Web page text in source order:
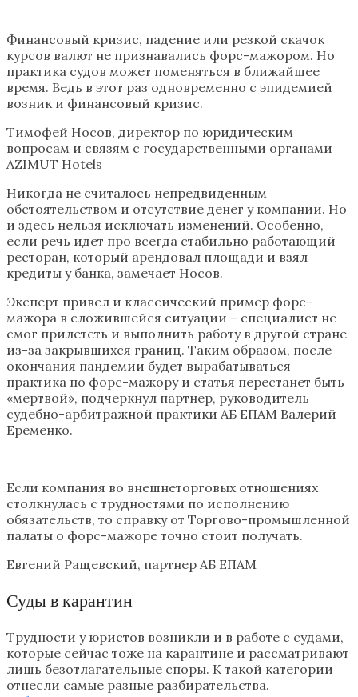
Финансовый кризис, падение или резкой скачок
курсов валют не признавались форс-мажором. Но
практика судов может поменяться в ближайшее
время. Ведь в этот раз одновременно с эпидемией
возник и финансовый кризис.
Тимофей Носов, директор по юридическим
вопросам и связям с государственными органами
AZIMUT Hotels
Никогда не считалось непредвиденным
обстоятельством и отсутствие денег у компании. Но
и здесь нельзя исключать изменений. Особенно,
если речь идет про всегда стабильно работающий
ресторан, который арендовал площади и взял
кредиты у банка, замечает Носов.
Эксперт привел и классический пример форс-
мажора в сложившейся ситуации – специалист не
смог прилететь и выполнить работу в другой стране
из-за закрывшихся границ. Таким образом, после
окончания пандемии будет вырабатываться
практика по форс-мажору и статья перестанет быть
«мертвой», подчеркнул партнер, руководитель
судебно-арбитражной практики АБ ЕПАМ Валерий
Еременко.
Если компания во внешнеторговых отношениях
столкнулась с трудностями по исполнению
обязательств, то справку от Торгово-промышленной
палаты о форс-мажоре точно стоит получать.
Евгений Ращевский, партнер АБ ЕПАМ
Суды в карантин
Трудности у юристов возникли и в работе с судами,
которые сейчас тоже на карантине и рассматривают
лишь безотлагательные споры. К такой категории
отнесли самые разные разбирательства.